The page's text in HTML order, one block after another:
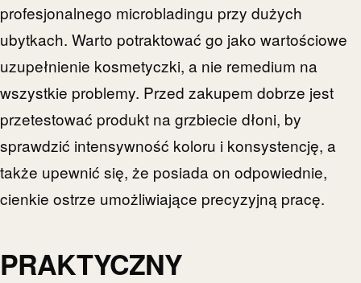
profesjonalnego microbladingu przy dużych
ubytkach. Warto potraktować go jako wartościowe
uzupełnienie kosmetyczki, a nie remedium na
wszystkie problemy. Przed zakupem dobrze jest
przetestować produkt na grzbiecie dłoni, by
sprawdzić intensywność koloru i konsystencję, a
także upewnić się, że posiada on odpowiednie,
cienkie ostrze umożliwiające precyzyjną pracę.
PRAKTYCZNY